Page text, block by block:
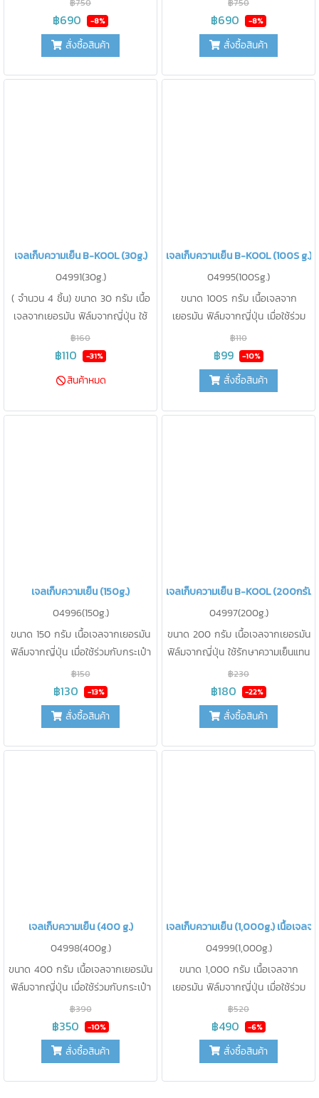
ตั้งแต่ 10-32 องศา เห็นอุณหภูมิ
ชัดเจน
฿750
฿690 -8%
สั่งซื้อสินค้า
ตั้งแต่ 1-12 องศา เห็นอุณหภูมิ
ชัดเจน
฿750
฿690 -8%
สั่งซื้อสินค้า
เจลเก็บความเย็น B-KOOL (30g.)
04991(30g.)
( จำนวน 4 ชิ้น) ขนาด 30 กรัม เนื้อ
เจลจากเยอรมัน ฟิล์มจากญี่ปุ่น ใช้
รักษาความเย็นแทนน้ำแข็ง ไม่ละลาย
เป็นน้ำ สะดวกในการใช้งาน
อาหารสามารถนำกลับมาใช้ใหม่ได้บ่อย
฿160
฿110 -31%
สินค้าหมด
เจลเก็บความเย็น B-KOOL (100S g.)
04995(100Sg.)
ขนาด 100S กรัม เนื้อเจลจาก
เยอรมัน ฟิล์มจากญี่ปุ่น เมื่อใช้ร่วม
กับกระเป๋าเก็บความเย็น B-KOOL จะ
เก็บความเย็นได้ นาน 12 ชั่วโมง
(จำนวน 2 ชิ้น)ใช้รักษาความเย็นแทน
น้ำแข็ง ไม่ละลายเป็นน้ำ สะดวกในการ
฿110
฿99 -10%
สั่งซื้อสินค้า
เจลเก็บความเย็น (150g.)
04996(150g.)
ขนาด 150 กรัม เนื้อเจลจากเยอรมัน
ฟิล์มจากญี่ปุ่น เมื่อใช้ร่วมกับกระเป๋า
เก็บความเย็น B-KOOL จะเก็บความ
เย็นได้ 7 องศา นาน 15 ชั่วโมง
(จำนวน2ชิ้น) เหมาะสำหรับ B-KOOL
Cosmedic ใช้รักษาความเย็นแทนน้ำ
฿150
฿130 -13%
สั่งซื้อสินค้า
เจลเก็บความเย็น B-KOOL (200กรัม)
04997(200g.)
ขนาด 200 กรัม เนื้อเจลจากเยอรมัน
ฟิล์มจากญี่ปุ่น ใช้รักษาความเย็นแทน
น้ำแข็ง ไม่ละลายเป็นน้ำ สะดวกในการ
ใช้งาน ปราศจากสารเคมี ปลอดภัย
สำหรับอาหารสามารถนำกลับมาใช้ใหม่
ได้บ่อยเท่าที่ต้องการ
฿230
฿180 -22%
สั่งซื้อสินค้า
เจลเก็บความเย็น (400 g.)
04998(400g.)
ขนาด 400 กรัม เนื้อเจลจากเยอรมัน
ฟิล์มจากญี่ปุ่น เมื่อใช้ร่วมกับกระเป๋า
เก็บความเย็น B-KOOL จะเก็บความ
เย็นได้ 10 องศา นาน 12 ชั่วโมง
(จำนวน2ชิ้น)ใช้รักษาความเย็นแทนน้ำ
แข็ง ไม่ละลายเป็นน้ำ สะดวกในการใช้
฿390
฿350 -10%
สั่งซื้อสินค้า
เจลเก็บความเย็น (1,000g.) เนื้อเจลจ
04999(1,000g.)
ขนาด 1,000 กรัม เนื้อเจลจาก
เยอรมัน ฟิล์มจากญี่ปุ่น เมื่อใช้ร่วม
กับกระเป๋าเก็บความเย็น B-KOOL จะ
เก็บความเย็นได้ นาน 12 ชั่วโมง
(จำนวน 2 ชิ้น)ใช้รักษาความเย็นแทน
น้ำแข็ง ไม่ละลายเป็นน้ำ สะดวกในการ
฿520
฿490 -6%
สั่งซื้อสินค้า